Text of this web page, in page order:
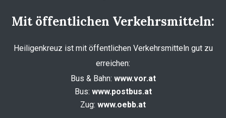
Mit öffentlichen Verkehrsmitteln:
Heiligenkreuz ist mit öffentlichen Verkehrsmitteln gut zu
erreichen:
Bus & Bahn: www.vor.at
Bus: www.postbus.at
Zug: www.oebb.at